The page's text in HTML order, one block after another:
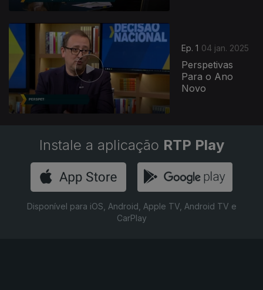
Ep. 1 04 jan. 2025
Perspetivas
Para o Ano
Novo
Instale a aplicação RTP Play
Disponível para iOS, Android, Apple TV, Android TV e
CarPlay